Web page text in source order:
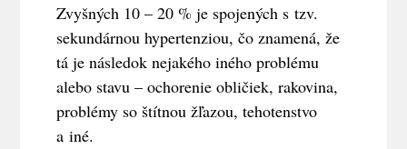
Zvyšných 10 – 20 % je spojených s tzv.
sekundárnou hypertenziou, čo znamená, že
tá je následok nejakého iného problému
alebo stavu – ochorenie obličiek, rakovina,
problémy so štítnou žľazou, tehotenstvo
a iné.